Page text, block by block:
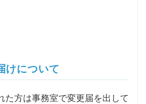
けについて
た方は事務室で変更届を出して